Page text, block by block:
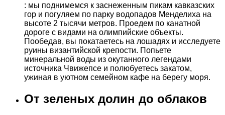
: мы поднимемся к заснеженным пикам кавказских
гор и погуляем по парку водопадов Менделиха на
высоте 2 тысячи метров. Проедем по канатной
дороге с видами на олимпийские объекты.
Пообедав, вы покатаетесь на лошадях и исследуете
руины византийской крепости. Попьете
минеральной воды из окутанного легендами
источника Чвижепсе и полюбуетесь закатом,
ужиная в уютном семейном кафе на берегу моря.
От зеленых долин до облаков